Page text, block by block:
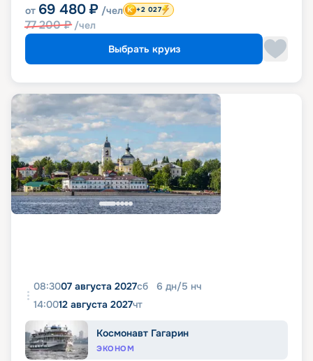
от 69 480 ₽ /чел
77 200₽ /чел
+2 027
Выбрать круиз
08:3007 августа 2027сб 6 дн/5 нч
14:0012 августа 2027чт
Космонавт Гагарин
ЭКОНОМ